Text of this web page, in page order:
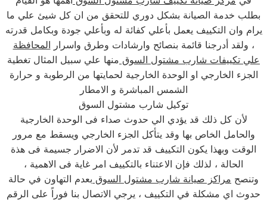
بطلب خدمة الصيانة بشكل دوري للتحقق من ان كل شيئ علي ما
يرام وان التكييف يعمل بأعلي كفائة له وبأعلي جودة وبكامل قدرته
، ولقد أدرجنا قائمة بنصائح وارشادات وطرق واسرار المحافظة
علي تكييفات شارب مشتول السوق منها علي سبيل المثال تغطية
الجزء الخارجي او الوحدة الخارجية لحمايتها من الرطوبة و حرارة
الشمس المباشرة و الامطار
توكيل شارب مشتول السوق
لأن كل ذلك قد يؤدي الي حدوث صداء فى الوحدة الخارجية
والحامل الخاص بها وقد يتأكل الجزء الخارجي ويسقط مع مرور
الوقت وبهذا يكون التكييف قد تدمر لأن الاضرار جسيمة فى هذة
الحالة ، لذلك فإن الاعتناء بالتكييف امر غاية فى الاهمية ،
وتنصح مراكز صيانة شارب مشتول السوق بعدم التهاون في حالة
حدوث اي مشكلة في التكييف ، يرجي الاتصال بنا فوراً على الرقم